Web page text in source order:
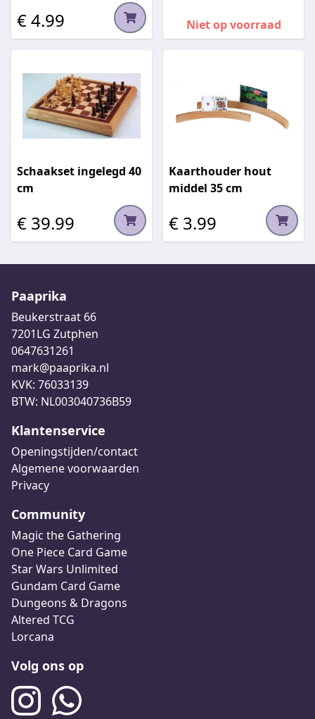
€ 4.99 Niet op voorraad
Schaakset ingelegd 40
cm
€ 39.99
Kaarthouder hout
middel 35 cm
€ 3.99
Paaprika
Beukerstraat 66
7201LG Zutphen
0647631261
mark@paaprika.nl
KVK: 76033139
BTW: NL003040736B59
Klantenservice
Openingstijden/contact
Algemene voorwaarden
Privacy
Community
Magic the Gathering
One Piece Card Game
Star Wars Unlimited
Gundam Card Game
Dungeons & Dragons
Altered TCG
Lorcana
Volg ons op